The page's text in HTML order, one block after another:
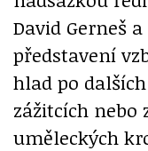
David Gerneš
představení
hlad po
zážitcích nebo
uměleckých